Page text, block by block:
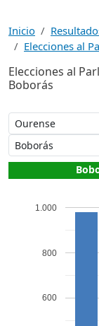
Inicio
Elecciones al
Elecciones al
Boborás
600
800
1.000